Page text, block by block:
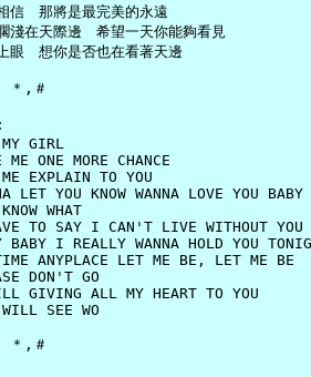
　那將是最完美的永遠
在天際邊　希望一天你能夠看見
　想你是否也在看著天邊
＊,＃
GIRL
ME ONE MORE CHANCE
EXPLAIN TO YOU
LET YOU KNOW WANNA LOVE YOU BABY
WHAT
TO SAY I CAN'T LIVE WITHOUT YOU
BABY I REALLY WANNA HOLD YOU
ANYPLACE LET ME BE, LET ME BE
DON'T GO
GIVING ALL MY HEART TO YOU
SEE WO